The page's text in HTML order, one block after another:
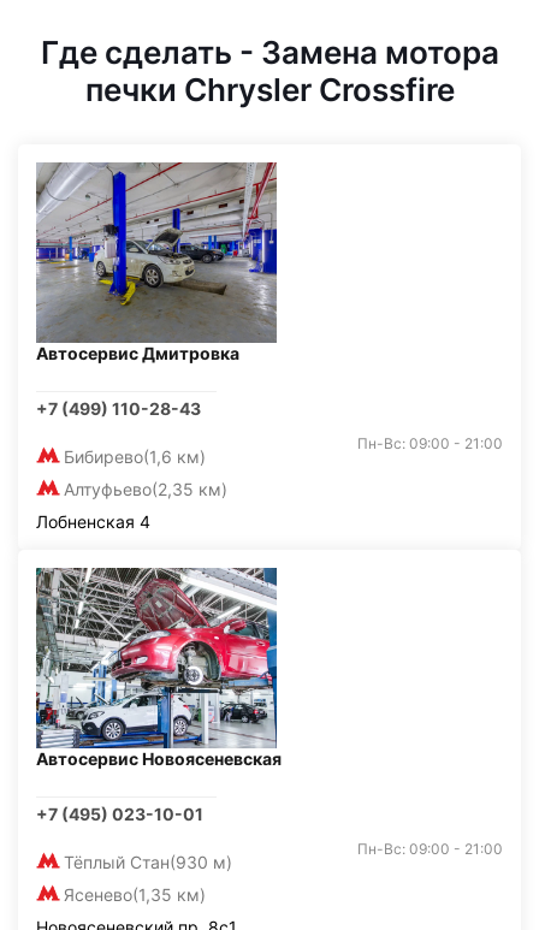
Где сделать - Замена мотора
печки Chrysler Crossfire
Автосервис Дмитровка
+7 (499) 110-28-43
Бибирево(1,6 км)
Алтуфьево(2,35 км)
Пн-Вс: 09:00 - 21:00
Лобненская 4
Автосервис Новоясеневская
+7 (495) 023-10-01
Тёплый Стан(930 м)
Ясенево(1,35 км)
Пн-Вс: 09:00 - 21:00